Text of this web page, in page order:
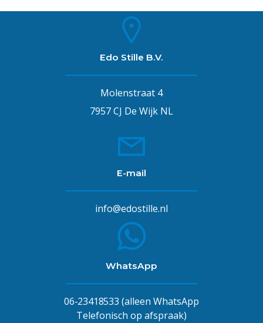
Edo Stille B.V.
Molenstraat 4
7957 CJ De Wijk NL
E-mail
info@edostille.nl
WhatsApp
06-23418533 (alleen WhatsApp
Telefonisch op afspraak)